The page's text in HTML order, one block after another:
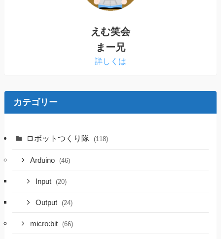
えむ笑会
まー兄
詳しくは
カテゴリー
ロボットつくり隊 (118)
Arduino (46)
Input (20)
Output (24)
micro:bit (66)